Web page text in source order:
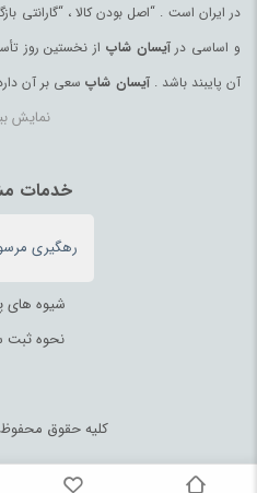
در ایران است . “اصل بودن کالا ، “گارانتی
و اساسی درآیسان شاپ از نخستین روز
آن پایبند باشد .آیسان شاپ سعی بر آن
بیفزاید تا بتواند نیاز همه ی افراد با هر
آیسان شاپ
مربوطه می باشند و فعالیتهای این سایت
نمایش
خدمات
رهگیری
شیوه های
نحوه
کلیه حقوق محفوظ